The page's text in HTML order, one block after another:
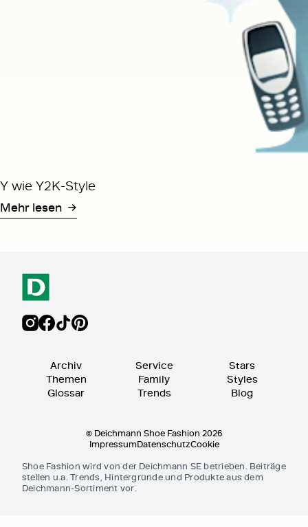
Y wie Y2K-Style
Mehr lesen
Archiv
Themen
Glossar
Service
Family
Trends
Stars
Styles
Blog
© Deichmann Shoe Fashion 2026
ImpressumDatenschutzCookie
Shoe Fashion wird von der Deichmann SE betrieben. Beiträge
stellen u.a. Trends, Hintergründe und Produkte aus dem
Deichmann-Sortiment vor.